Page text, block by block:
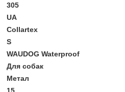
305
UA
Collartex
S
WAUDOG Waterproof
Для собак
Метал
15